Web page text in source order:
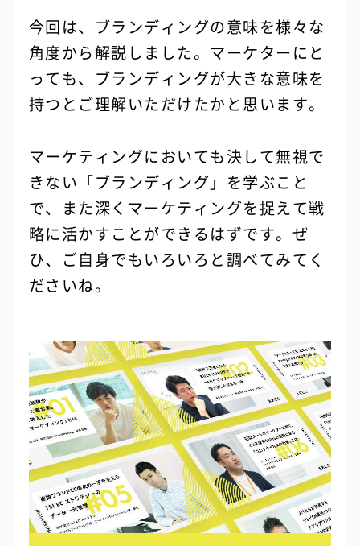
今回は、ブランディングの意味を様々な
角度から解説しました。マーケターにと
っても、ブランディングが大きな意味を
持つとご理解いただけたかと思います。
マーケティングにおいても決して無視で
きない「ブランディング」を学ぶこと
で、また深くマーケティングを捉えて戦
略に活かすことができるはずです。ぜ
ひ、ご自身でもいろいろと調べてみてく
ださいね。